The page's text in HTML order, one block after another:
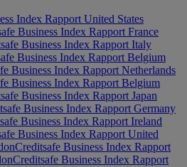
United States
France
Italy
Belgium
Netherlands
Belgium
Japan
Germany
Ireland
United